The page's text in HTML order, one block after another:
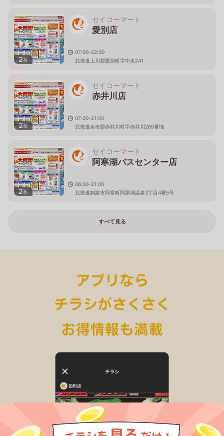
2枚
セイコーマート
愛別店
07:00-22:00
北海道上川郡愛別町字中央241
2枚
セイコーマート
赤井川店
07:00-21:00
北海道余市郡赤井川村字赤井川285番地
2枚
セイコーマート
阿寒湖バスセンター店
06:00-21:00
北海道釧路市阿寒町阿寒湖温泉3丁目4番5号
すべて見る